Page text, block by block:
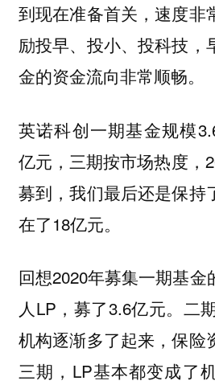
到现在准备首关，速度非
励投早、投小、投科技，
金的资金流向非常顺畅。
英诺科创一期基金规模
亿元，三期按市场热度，
募到，我们最后还是保持
在了18亿元。
回想2020年募集一期基
人LP，募了3.6亿元。二
机构逐渐多了起来，保险
三期，LP基本都变成了